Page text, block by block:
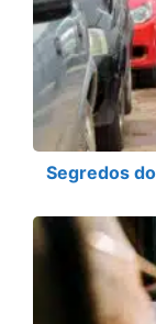
Segredos